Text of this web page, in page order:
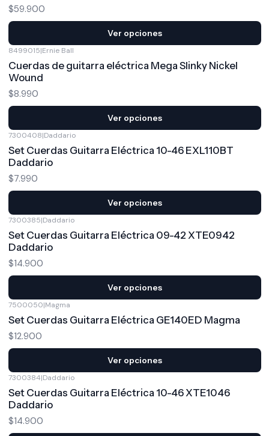
$59.900
Ver opciones
8499015|Ernie Ball
Cuerdas de guitarra eléctrica Mega Slinky Nickel
Wound
$8.990
Ver opciones
7300408|Daddario
Set Cuerdas Guitarra Eléctrica 10-46 EXL110BT
Daddario
$7.990
Ver opciones
7300385|Daddario
Set Cuerdas Guitarra Eléctrica 09-42 XTE0942
Daddario
$14.900
Ver opciones
7500050|Magma
Set Cuerdas Guitarra Eléctrica GE140ED Magma
$12.900
Ver opciones
7300384|Daddario
Set Cuerdas Guitarra Eléctrica 10-46 XTE1046
Daddario
$14.900